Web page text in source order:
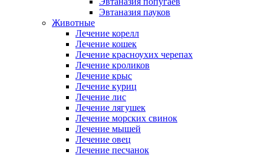
Эвтаназия пауков
Животные
Лечение корелл
Лечение кошек
Лечение красноухих черепах
Лечение кроликов
Лечение крыс
Лечение куриц
Лечение лис
Лечение лягушек
Лечение морских свинок
Лечение мышей
Лечение овец
Лечение песчанок